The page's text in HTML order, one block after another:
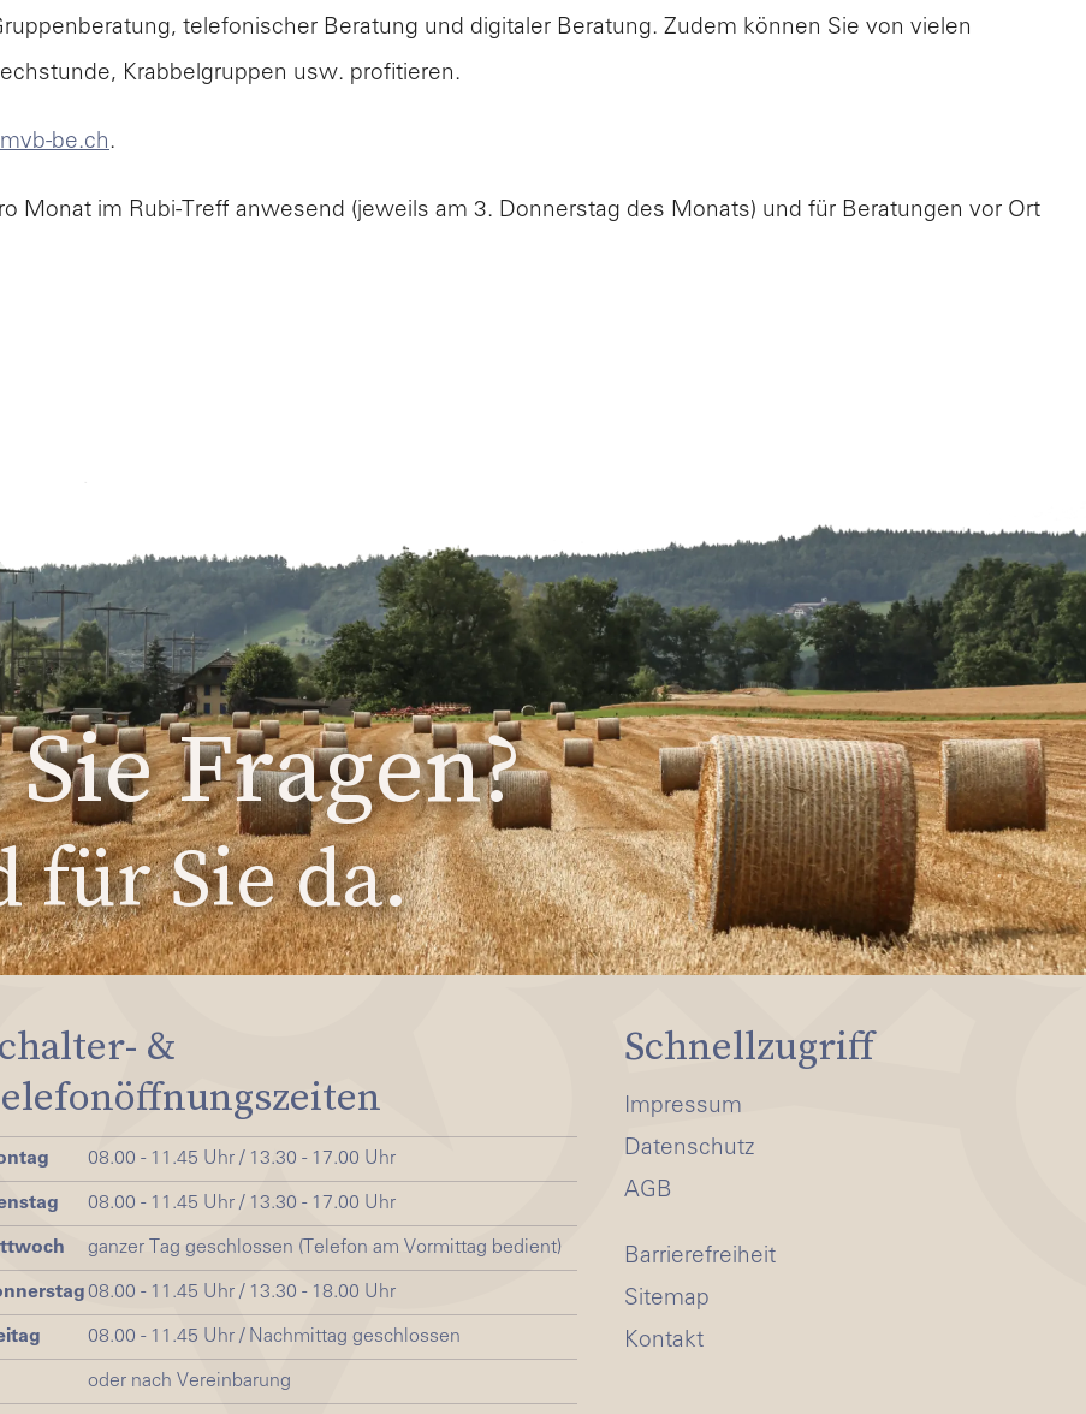
telefonischer Beratung und digitaler Beratung. Zudem können Sie von vielen
Krabbelgruppen usw. profitieren.
be.ch.
Monat im Rubi-Treff anwesend (jeweils am 3. Donnerstag des Monats) und für Beratungen vor Ort
Fragen?
für Sie da.
&
08.00 - 11.45 Uhr / 13.30 - 17.00 Uhr
08.00 - 11.45 Uhr / 13.30 - 17.00 Uhr
ganzer Tag geschlossen (Telefon am Vormittag bedient)
08.00 - 11.45 Uhr / 13.30 - 18.00 Uhr
08.00 - 11.45 Uhr / Nachmittag geschlossen
oder nach Vereinbarung
Schnellzugriff
Impressum
Datenschutz
AGB
Barrierefreiheit
Sitemap
Kontakt